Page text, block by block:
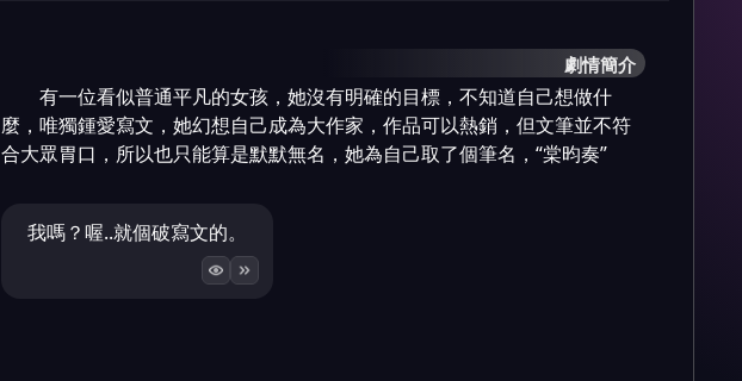
劇情簡介
有一位看似普通平凡的女孩，她沒有明確的目標，不知道自己想做什
麼，唯獨鍾愛寫文，她幻想自己成為大作家，作品可以熱銷，但文筆並不符
合大眾胃口，所以也只能算是默默無名，她為自己取了個筆名，“棠昀奏”
我嗎？喔..就個破寫文的。